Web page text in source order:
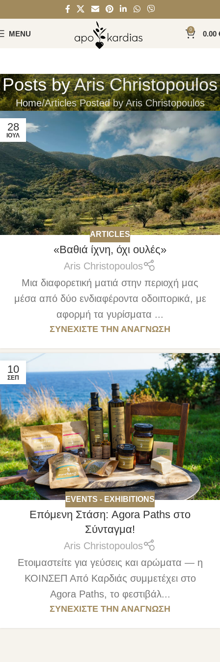
MENU 0 0.00
Posts byAris Christopoulos
Home Articles Posted by Aris Christopoulos
28
ΙΟΎΛ
ARTICLES
«Βαθιά ίχνη, όχι ουλές»
Aris Christopoulos
Μια διαφορετική ματιά στην περιοχή μας
μέσα από δύο ενδιαφέροντα οδοιπορικά, με
αφορμή τα γυρίσματα ...
ΣΥΝΕΧΊΣΤΕ ΤΗΝ ΑΝΆΓΝΩΣΗ
10
ΣΕΠ
EVENTS - EXHIBITIONS
Επόμενη Στάση: Agora Paths στο
Σύνταγμα!
Aris Christopoulos
Ετοιμαστείτε για γεύσεις και αρώματα — η
ΚΟΙΝΣΕΠ Από Καρδιάς συμμετέχει στο
Agora Paths, το φεστιβάλ...
ΣΥΝΕΧΊΣΤΕ ΤΗΝ ΑΝΆΓΝΩΣΗ